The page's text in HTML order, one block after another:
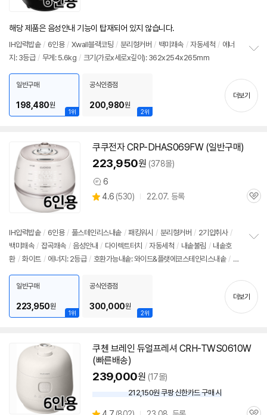
뷰
해당 제품은 음성안내 기능이 탑재되어 있지 않습니다.
IH압력밥솥 / 6인용 / Xwall블랙코팅 / 분리형커버 / 백미쾌속 / 자동세척 / 에너
지: 3등급 / 무게: 5.6kg / 크기(가로x세로x깊이): 362x254x265mm
치
기
1위
일반구매
198,480원
2위
공식인증점
200,980원
더보기
쿠쿠전자 CRP-DHAS069FW (일반구매)
223,950원 (378몰)
상
품
6
별
4.6 (상
뷰
530) 22.07. 등록
관
IH압력밥솥 / 6인용 / 풀스테인리스내솥 / 패킹워시 / 분리형커버 / 2기압취사 /
백미쾌속 / 잡곡쾌속 / 음성안내 / 다이렉트터치 / 자동세척 / 내솥불림 / 내솥호
환 / 화이트 / 에너지: 2등급 / 호환가능내솥: 와이드&플랫에코스테인리스내솥 / 크
기
1위
일반구매
223,950원
2위
공식인증점
300,000원
더보기
쿠첸 브레인 듀얼프레셔 CRH-TWS0610W
(빠른배송)
239,000원 (17몰)
212,150원 쿠팡 신한카드 구매 시